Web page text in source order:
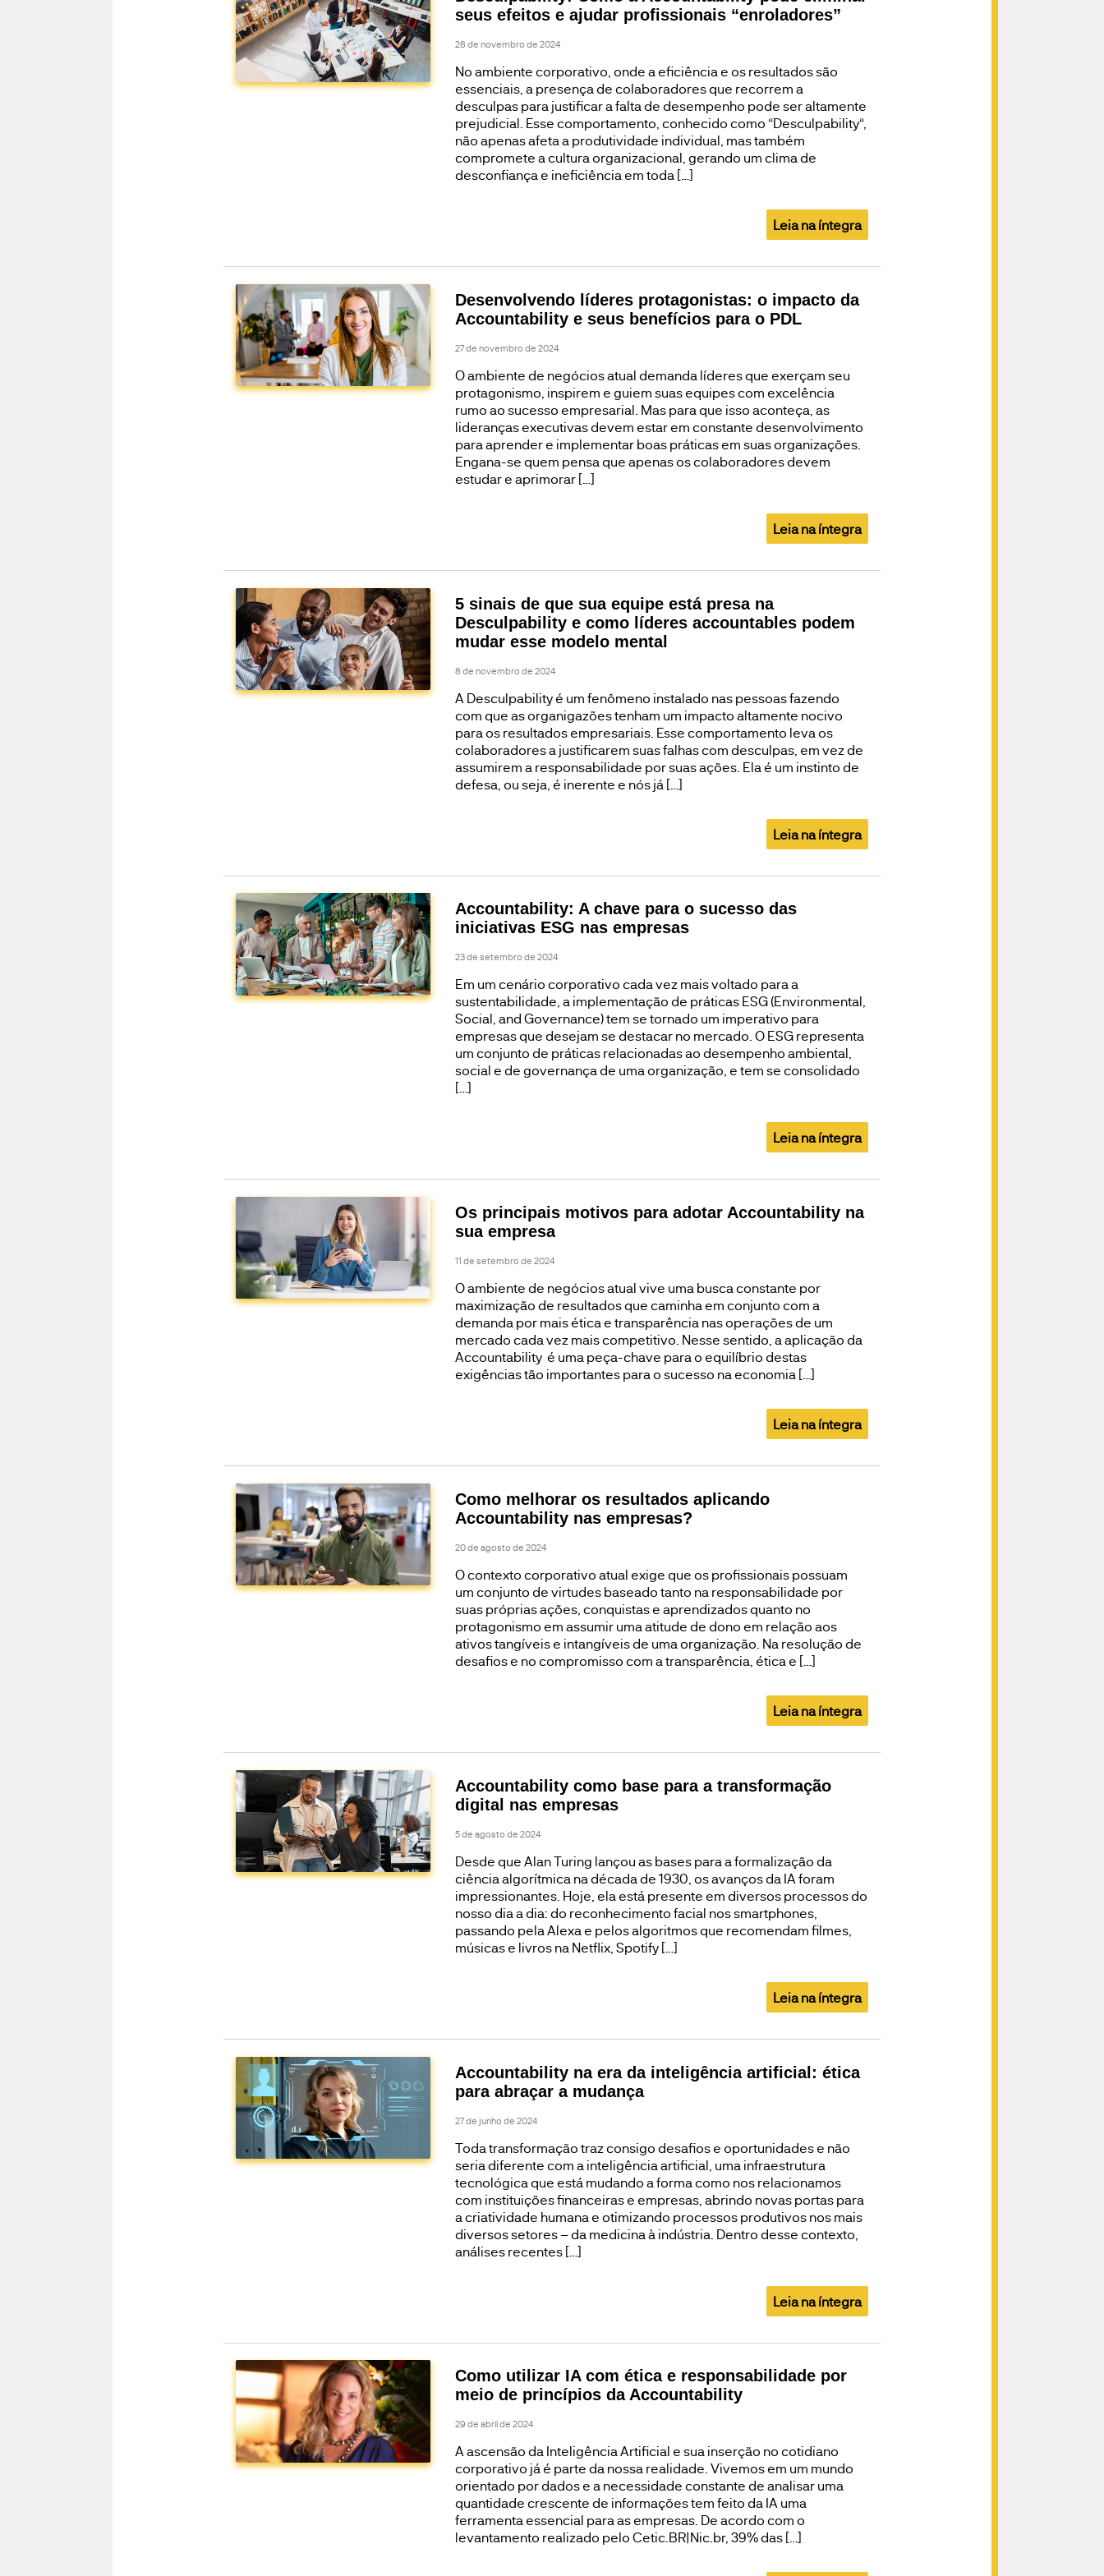
seus efeitos e ajudar profissionais “enroladores”
28 de novembro de 2024
No ambiente corporativo, onde a eficiência e os resultados são
essenciais, a presença de colaboradores que recorrem a
desculpas para justificar a falta de desempenho pode ser altamente
prejudicial. Esse comportamento, conhecido como “Desculpability“,
não apenas afeta a produtividade individual, mas também
compromete a cultura organizacional, gerando um clima de
desconfiança e ineficiência em toda […]
Leia na íntegra
Desenvolvendo líderes protagonistas: o impacto da
Accountability e seus benefícios para o PDL
27 de novembro de 2024
O ambiente de negócios atual demanda líderes que exerçam seu
protagonismo, inspirem e guiem suas equipes com excelência
rumo ao sucesso empresarial. Mas para que isso aconteça, as
lideranças executivas devem estar em constante desenvolvimento
para aprender e implementar boas práticas em suas organizações.
Engana-se quem pensa que apenas os colaboradores devem
estudar e aprimorar […]
Leia na íntegra
5 sinais de que sua equipe está presa na
Desculpability e como líderes accountables podem
mudar esse modelo mental
8 de novembro de 2024
A Desculpability é um fenômeno instalado nas pessoas fazendo
com que as organigazões tenham um impacto altamente nocivo
para os resultados empresariais. Esse comportamento leva os
colaboradores a justificarem suas falhas com desculpas, em vez de
assumirem a responsabilidade por suas ações. Ela é um instinto de
defesa, ou seja, é inerente e nós já […]
Leia na íntegra
Accountability: A chave para o sucesso das
iniciativas ESG nas empresas
23 de setembro de 2024
Em um cenário corporativo cada vez mais voltado para a
sustentabilidade, a implementação de práticas ESG (Environmental,
Social, and Governance) tem se tornado um imperativo para
empresas que desejam se destacar no mercado. O ESG representa
um conjunto de práticas relacionadas ao desempenho ambiental,
social e de governança de uma organização, e tem se consolidado
[…]
Leia na íntegra
Os principais motivos para adotar Accountability na
sua empresa
11 de setembro de 2024
O ambiente de negócios atual vive uma busca constante por
maximização de resultados que caminha em conjunto com a
demanda por mais ética e transparência nas operações de um
mercado cada vez mais competitivo. Nesse sentido, a aplicação da
Accountability é uma peça-chave para o equilíbrio destas
exigências tão importantes para o sucesso na economia […]
Leia na íntegra
Como melhorar os resultados aplicando
Accountability nas empresas?
20 de agosto de 2024
O contexto corporativo atual exige que os profissionais possuam
um conjunto de virtudes baseado tanto na responsabilidade por
suas próprias ações, conquistas e aprendizados quanto no
protagonismo em assumir uma atitude de dono em relação aos
ativos tangíveis e intangíveis de uma organização. Na resolução de
desafios e no compromisso com a transparência, ética e […]
Leia na íntegra
Accountability como base para a transformação
digital nas empresas
5 de agosto de 2024
Desde que Alan Turing lançou as bases para a formalização da
ciência algorítmica na década de 1930, os avanços da IA foram
impressionantes. Hoje, ela está presente em diversos processos do
nosso dia a dia: do reconhecimento facial nos smartphones,
passando pela Alexa e pelos algoritmos que recomendam filmes,
músicas e livros na Netflix, Spotify […]
Leia na íntegra
Accountability na era da inteligência artificial: ética
para abraçar a mudança
27 de junho de 2024
Toda transformação traz consigo desafios e oportunidades e não
seria diferente com a inteligência artificial, uma infraestrutura
tecnológica que está mudando a forma como nos relacionamos
com instituições financeiras e empresas, abrindo novas portas para
a criatividade humana e otimizando processos produtivos nos mais
diversos setores – da medicina à indústria. Dentro desse contexto,
análises recentes […]
Leia na íntegra
Como utilizar IA com ética e responsabilidade por
meio de princípios da Accountability
29 de abril de 2024
A ascensão da Inteligência Artificial e sua inserção no cotidiano
corporativo já é parte da nossa realidade. Vivemos em um mundo
orientado por dados e a necessidade constante de analisar uma
quantidade crescente de informações tem feito da IA uma
ferramenta essencial para as empresas. De acordo com o
levantamento realizado pelo Cetic.BR|Nic.br, 39% das […]